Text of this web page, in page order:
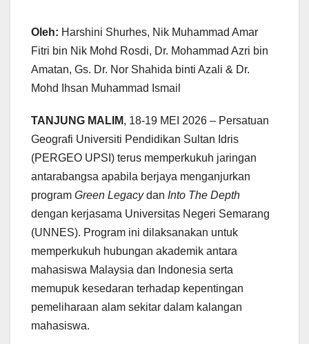
Oleh: Harshini Shurhes, Nik Muhammad Amar
Fitri bin Nik Mohd Rosdi, Dr. Mohammad Azri bin
Amatan, Gs. Dr. Nor Shahida binti Azali & Dr.
Mohd Ihsan Muhammad Ismail
TANJUNG MALIM, 18-19 MEI 2026 – Persatuan
Geografi Universiti Pendidikan Sultan Idris
(PERGEO UPSI) terus memperkukuh jaringan
antarabangsa apabila berjaya menganjurkan
program Green Legacydan Into The Depth
dengan kerjasama Universitas Negeri Semarang
(UNNES). Program ini dilaksanakan untuk
memperkukuh hubungan akademik antara
mahasiswa Malaysia dan Indonesia serta
memupuk kesedaran terhadap kepentingan
pemeliharaan alam sekitar dalam kalangan
mahasiswa.